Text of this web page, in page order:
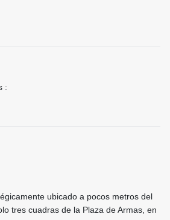
:
ubicado a pocos metros del
tres cuadras de la Plaza de Armas, en